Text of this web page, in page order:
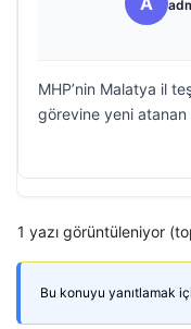
MHP’nin Malatya il
görevine yeni atanan
1 yazı görüntüleniyor
Bu konuyu yanıtlamak